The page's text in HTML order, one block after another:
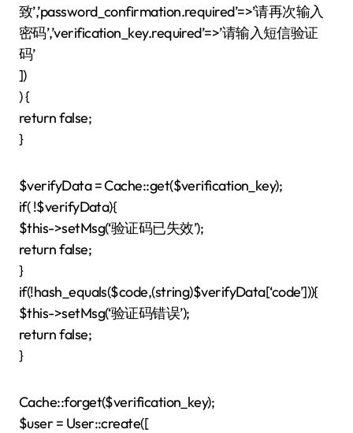
致’,’password_confirmation.required’=>’请再次输入
密码’,’verification_key.required’=>’请输入短信验证
码’
])
) {
return false;
}
$verifyData = Cache::get($verification_key);
if( !$verifyData){
$this->setMsg(‘验证码已失效’);
return false;
}
if(!hash_equals($code,(string)$verifyData[‘code’])){
$this->setMsg(‘验证码错误’);
return false;
}
Cache::forget($verification_key);
$user = User::create([